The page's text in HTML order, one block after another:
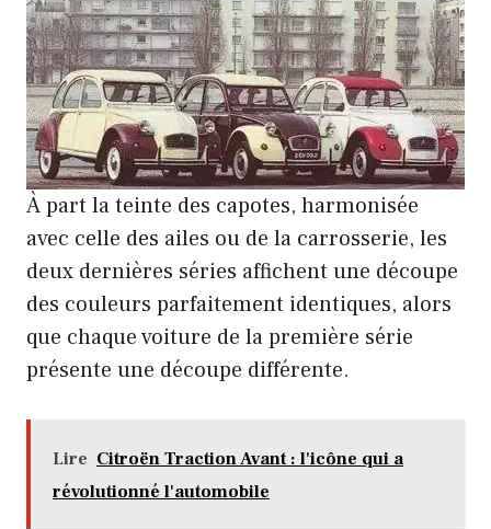
À part la teinte des capotes, harmonisée
avec celle des ailes ou de la carrosserie, les
deux dernières séries affichent une découpe
des couleurs parfaitement identiques, alors
que chaque voiture de la première série
présente une découpe différente.
Lire Citroën Traction Avant : l'icône qui a
révolutionné l'automobile